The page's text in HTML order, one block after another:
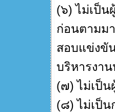
(๖) ไม่เป็น
ก่อนตามม
สอบแข่งขั
บริหารงา
(๗) ไม่เป็น
(๘) ไม่เป็น